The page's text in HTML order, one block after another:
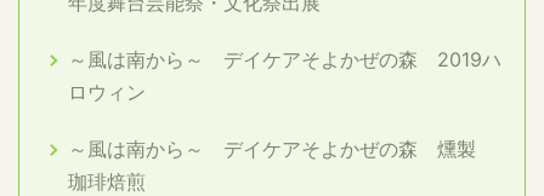
～風は南から～ デイケアそよかぜの森 2019ハ
ロウィン
～風は南から～ デイケアそよかぜの森 燻製
珈琲焙煎